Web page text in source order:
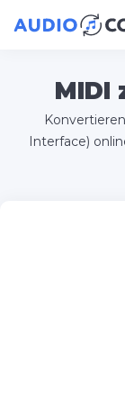
MIDI
Interface)